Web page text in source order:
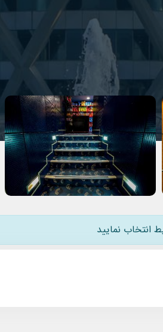
انتخاب نمایید